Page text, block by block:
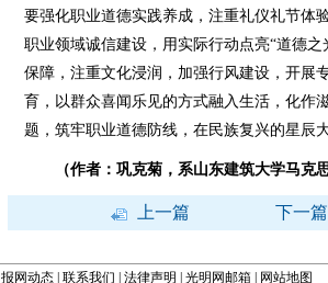
要强化职业道德实践养成，注重礼仪礼节体
职业领域诚信建设，用实际行动点亮“道德
保障，注重文化浸润，加强行风建设，开展
育，以群众喜闻乐见的方式融入生活，化作
题，筑牢职业道德防线，在民族复兴的星辰
（作者：巩克菊，系山东建筑大学马克
上一篇 下一篇
报网动态 联系我们 法律声明 光明网邮箱 网站地图